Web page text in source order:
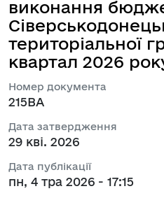
виконання
територіальної
квартал 2026
Номер документа
215ВА
Дата затвердження
29 кві. 2026
Дата публікації
пн, 4 тра 2026 - 17:15